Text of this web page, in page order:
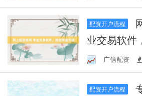
之旅
配资开户流程
业交易软件
广信配资
配资开户流程
专业股票配资论坛